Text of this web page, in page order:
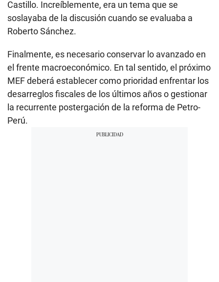
Castillo. Increíblemente, era un tema que se
soslayaba de la discusión cuando se evaluaba a
Roberto Sánchez.
Finalmente, es necesario conservar lo avanzado en
el frente macroeconómico. En tal sentido, el próximo
MEF deberá establecer como prioridad enfrentar los
desarreglos fiscales de los últimos años o gestionar
la recurrente postergación de la reforma de Petro-
Perú.